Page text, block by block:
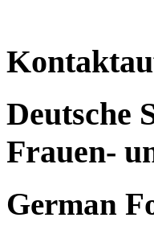
Deutsche
Frauen-
German